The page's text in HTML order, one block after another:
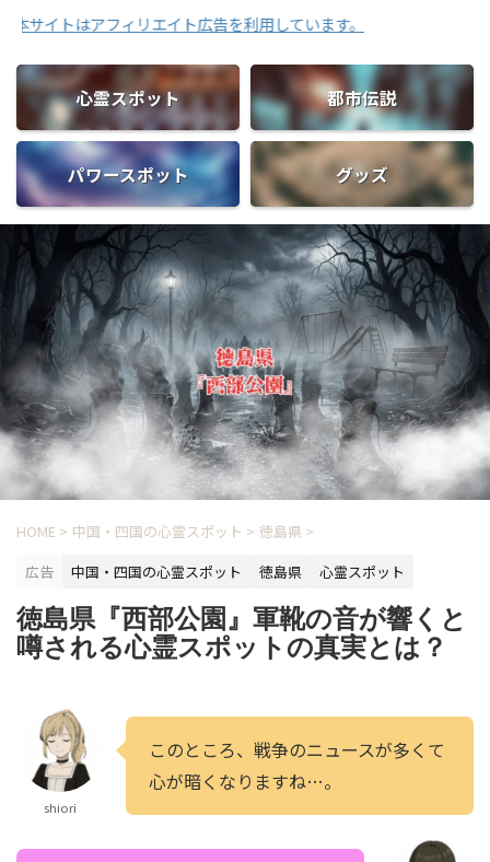
フィリエイト広告を利用しています。
心霊スポット 都市伝説
パワースポット グッズ
HOME > 中国・四国の心霊スポット > 徳島県 >
広告
中国・四国の心霊スポット 徳島県 心霊スポット
徳島県『西部公園』軍靴の音が響くと
噂される心霊スポットの真実とは？
shiori
このところ、戦争のニュースが多くて
心が暗くなりますね…。